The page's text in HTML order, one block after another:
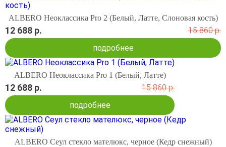
ALBERO Неоклассика Pro 2 (Белый, Латте, Слоновая кость)
12 688 р.
15 860 р.
подробнее
ALBERO Неоклассика Pro 1 (Белый, Латте)
12 688 р.
15 860 р.
подробнее
ALBERO Сеул стекло мателюкс, черное (Кедр снежный)